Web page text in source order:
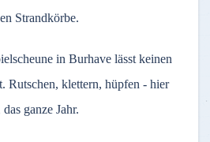
Strandkörbe.
in Burhave lässt keinen
Rutschen, klettern, hüpfen - hier
ganze Jahr.